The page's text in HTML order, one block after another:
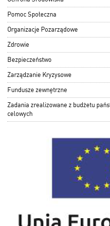
Pomoc Społeczna
Organizacje Pozarządowe
Zdrowie
Bezpieczeństwo
Zarządzanie Kryzysowe
Fundusze zewnętrzne
Zadania zrealizowane z budżetu
celowych